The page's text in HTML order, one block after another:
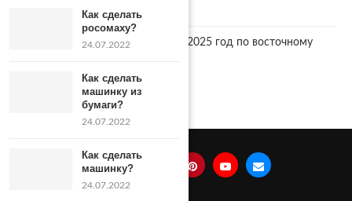
Деревянной Змеи
Что год грядущий нам готовит… 2025 год по восточному
Как сделать
росомаху?
24.07.2022
Как сделать
машинку из
бумаги?
24.07.2022
Как сделать
машинку?
24.07.2022